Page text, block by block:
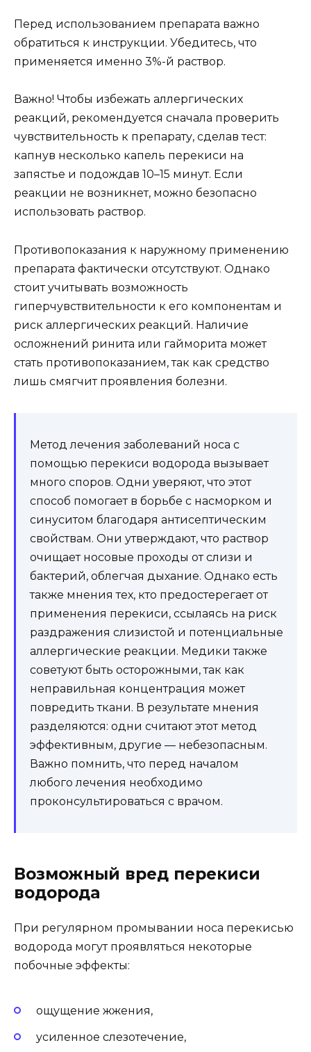
Перед использованием препарата важно
обратиться к инструкции. Убедитесь, что
применяется именно 3%-й раствор.
Важно! Чтобы избежать аллергических
реакций, рекомендуется сначала проверить
чувствительность к препарату, сделав тест:
капнув несколько капель перекиси на
запястье и подождав 10–15 минут. Если
реакции не возникнет, можно безопасно
использовать раствор.
Противопоказания к наружному применению
препарата фактически отсутствуют. Однако
стоит учитывать возможность
гиперчувствительности к его компонентам и
риск аллергических реакций. Наличие
осложнений ринита или гайморита может
стать противопоказанием, так как средство
лишь смягчит проявления болезни.
Метод лечения заболеваний носа с
помощью перекиси водорода вызывает
много споров. Одни уверяют, что этот
способ помогает в борьбе с насморком и
синуситом благодаря антисептическим
свойствам. Они утверждают, что раствор
очищает носовые проходы от слизи и
бактерий, облегчая дыхание. Однако есть
также мнения тех, кто предостерегает от
применения перекиси, ссылаясь на риск
раздражения слизистой и потенциальные
аллергические реакции. Медики также
советуют быть осторожными, так как
неправильная концентрация может
повредить ткани. В результате мнения
разделяются: одни считают этот метод
эффективным, другие — небезопасным.
Важно помнить, что перед началом
любого лечения необходимо
проконсультироваться с врачом.
Возможный вред перекиси
водорода
При регулярном промывании носа перекисью
водорода могут проявляться некоторые
побочные эффекты:
ощущение жжения,
усиленное слезотечение,